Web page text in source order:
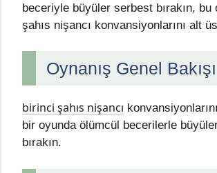
beceriyle büyüler serbest bırakın, bu
şahıs nişancı konvansiyonlarını alt
Oynanış Genel Bakışı
birinci şahıs nişancı
bir oyunda ölümcül becerilerle
bırakın.